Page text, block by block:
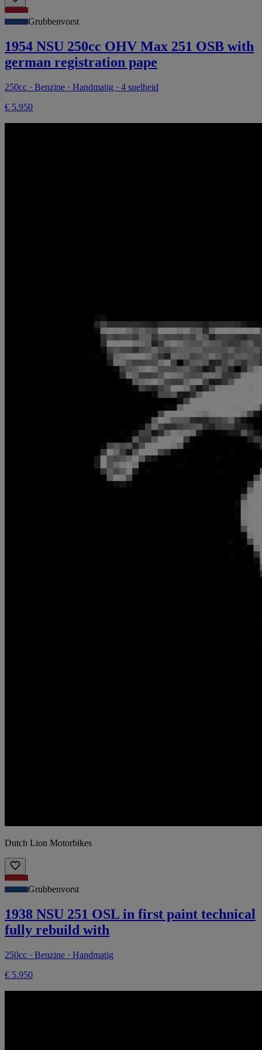
Grubbenvorst
1954 NSU 250cc OHV Max 251 OSB with
german registration pape
250cc · Benzine · Handmatig · 4 snelheid
€ 5.950
Dutch Lion Motorbikes
Grubbenvorst
1938 NSU 251 OSL in first paint technical
fully rebuild with
250cc · Benzine · Handmatig
€ 5.950